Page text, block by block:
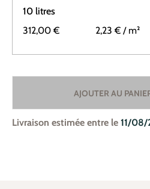
10 litres
312,00 €
2,23 € / m²
AJOUTER AU
Livraison estimée entre le 11/